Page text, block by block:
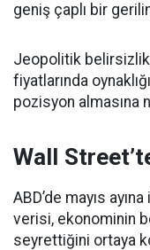
geniş çaplı bir
Jeopolitik
fiyatlarında
pozisyon almasına
Wall
ABD’de mayıs
verisi, ekonominin
seyrettiğini ortaya